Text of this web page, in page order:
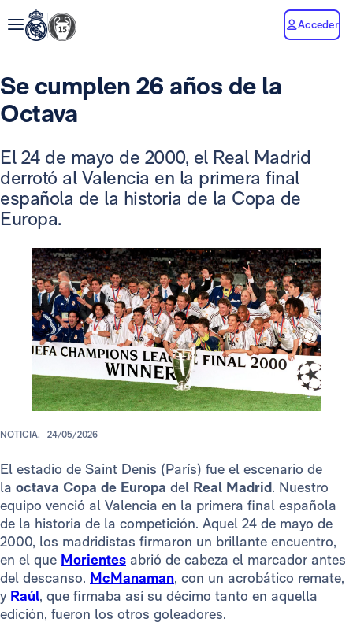
Acceder
Se cumplen 26 años de la
Octava
El 24 de mayo de 2000, el Real Madrid
derrotó al Valencia en la primera final
española de la historia de la Copa de
Europa.
NOTICIA. 24/05/2026
El estadio de Saint Denis (París) fue el escenario de
la octava Copa de Europa del Real Madrid. Nuestro
equipo venció al Valencia en la primera final española
de la historia de la competición. Aquel 24 de mayo de
2000, los madridistas firmaron un brillante encuentro,
en el que Morientes abrió de cabeza el marcador antes
del descanso. McManaman, con un acrobático remate,
y Raúl, que firmaba así su décimo tanto en aquella
edición, fueron los otros goleadores.